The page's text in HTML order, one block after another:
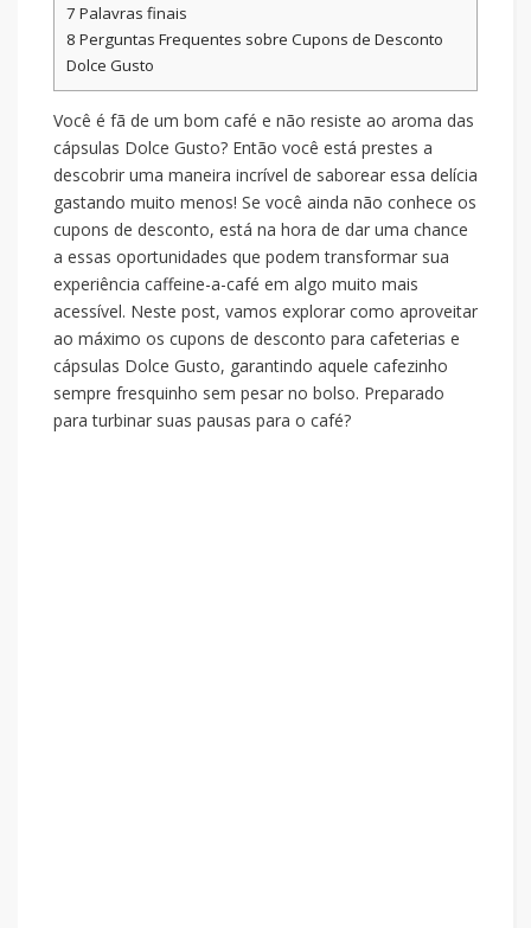
7 Palavras finais
8 Perguntas Frequentes sobre Cupons de Desconto
Dolce Gusto
Você é fã de um bom café e não resiste ao aroma das
cápsulas Dolce Gusto? Então você está prestes a
descobrir uma maneira incrível de saborear essa delícia
gastando muito menos! Se você ainda não conhece os
cupons de desconto, está na hora de dar uma chance
a essas oportunidades que podem transformar sua
experiência caffeine-a-café em algo muito mais
acessível. Neste post, vamos explorar como aproveitar
ao máximo os cupons de desconto para cafeterias e
cápsulas Dolce Gusto, garantindo aquele cafezinho
sempre fresquinho sem pesar no bolso. Preparado
para turbinar suas pausas para o café?